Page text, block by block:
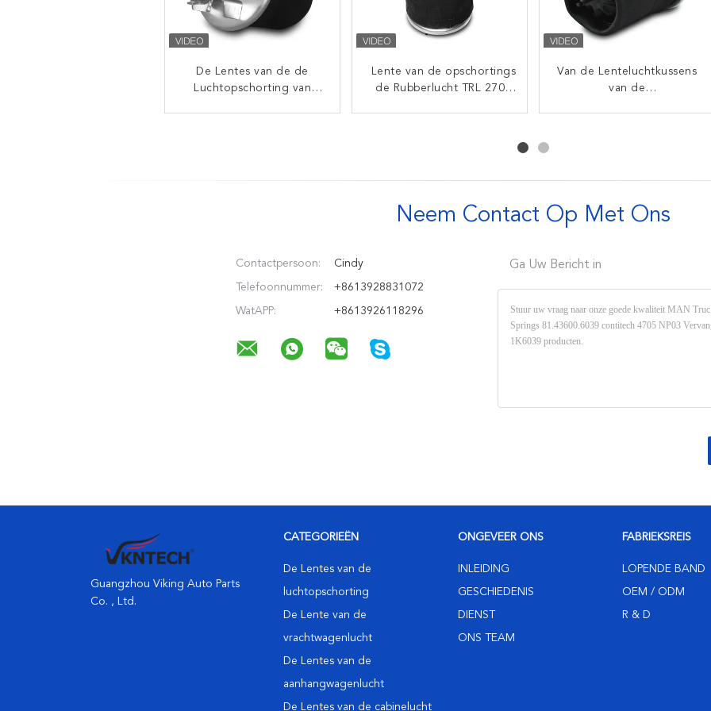
De Lentes van de de
Luchtopschorting van
Lente van de opschortings
de Rubberlucht TRL 270T
Van de Lenteluchtkussens
van de
De Opschorting
TRL220SCN NISSAN G13
SCANIA 1440304 OE
470922 de Lentefirestone
De achterseat-Firestone
1K6835 Rubbre Luchtlente
Neem Contact Op Met Ons
Contactpersoon: Cindy
Telefoonnummer: +8613928831072
WatAPP: +8613926118296
Ga Uw Bericht in
Guangzhou Viking Auto Parts
Co. , Ltd.
CATEGORIEËN
De Lentes van de
luchtopschorting
De Lente van de
vrachtwagenlucht
De Lentes van de
aanhangwagenlucht
De Lentes van de cabinelucht
ONGEVEER ONS
INLEIDING
GESCHIEDENIS
DIENST
ONS TEAM
FABRIEKSREIS
LOPENDE BAND
OEM / ODM
R & D